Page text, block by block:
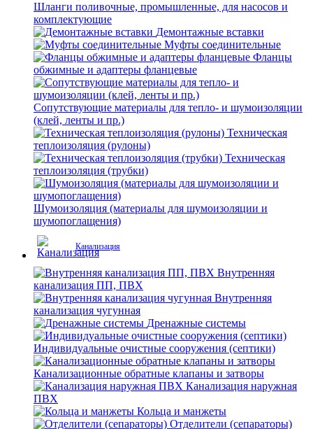
Шланги поливочные, промышленные, для насосов и
комплектующие
Демонтажные вставки
Муфты соединительные
Фланцы
обжимные и адаптеры фланцевые
Сопутствующие материалы для тепло- и шумоизоляции
(клей, ленты и пр.)
Техническая
теплоизоляция (рулоны)
Техническая
теплоизоляция (трубки)
Шумоизоляция (материалы для шумоизоляции и
шумопоглащения)
Канализация
Внутренняя
канализация ПП, ПВХ
Внутренняя
канализация чугунная
Дренажные системы
Индивидуальные очистные сооружения (септики)
Канализационные обратные клапаны и затворы
Канализация наружная
ПВХ
Кольца и манжеты
Отделители (сепараторы)